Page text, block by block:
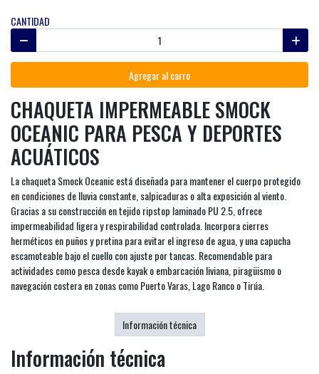
CANTIDAD
Agregar al carro
CHAQUETA IMPERMEABLE SMOCK
OCEANIC PARA PESCA Y DEPORTES
ACUÁTICOS
La chaqueta Smock Oceanic está diseñada para mantener el cuerpo protegido
en condiciones de lluvia constante, salpicaduras o alta exposición al viento.
Gracias a su construcción en tejido ripstop laminado PU 2.5, ofrece
impermeabilidad ligera y respirabilidad controlada. Incorpora cierres
herméticos en puños y pretina para evitar el ingreso de agua, y una capucha
escamoteable bajo el cuello con ajuste por tancas. Recomendable para
actividades como pesca desde kayak o embarcación liviana, piragüismo o
navegación costera en zonas como Puerto Varas, Lago Ranco o Tirúa.
Información técnica
Información técnica